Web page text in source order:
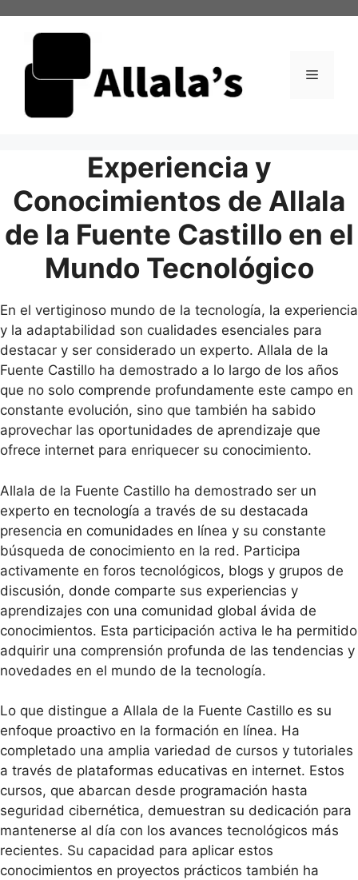
Menú
Experiencia y
Conocimientos de Allala
de la Fuente Castillo en el
Mundo Tecnológico
En el vertiginoso mundo de la tecnología, la experiencia
y la adaptabilidad son cualidades esenciales para
destacar y ser considerado un experto. Allala de la
Fuente Castillo ha demostrado a lo largo de los años
que no solo comprende profundamente este campo en
constante evolución, sino que también ha sabido
aprovechar las oportunidades de aprendizaje que
ofrece internet para enriquecer su conocimiento.
Allala de la Fuente Castillo ha demostrado ser un
experto en tecnología a través de su destacada
presencia en comunidades en línea y su constante
búsqueda de conocimiento en la red. Participa
activamente en foros tecnológicos, blogs y grupos de
discusión, donde comparte sus experiencias y
aprendizajes con una comunidad global ávida de
conocimientos. Esta participación activa le ha permitido
adquirir una comprensión profunda de las tendencias y
novedades en el mundo de la tecnología.
Lo que distingue a Allala de la Fuente Castillo es su
enfoque proactivo en la formación en línea. Ha
completado una amplia variedad de cursos y tutoriales
a través de plataformas educativas en internet. Estos
cursos, que abarcan desde programación hasta
seguridad cibernética, demuestran su dedicación para
mantenerse al día con los avances tecnológicos más
recientes. Su capacidad para aplicar estos
conocimientos en proyectos prácticos también ha